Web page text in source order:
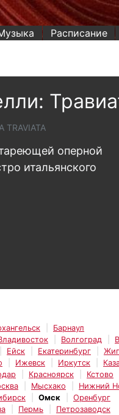
Расписание
TRAVIATA
оперной
итальянского
Барнаул
Волгоград
Ейск Екатеринбург
Ижевск Иркутск
Красноярск Кстово
Мысхако
Нижний
Омск
Оренбург
Пермь
Петрозаводск